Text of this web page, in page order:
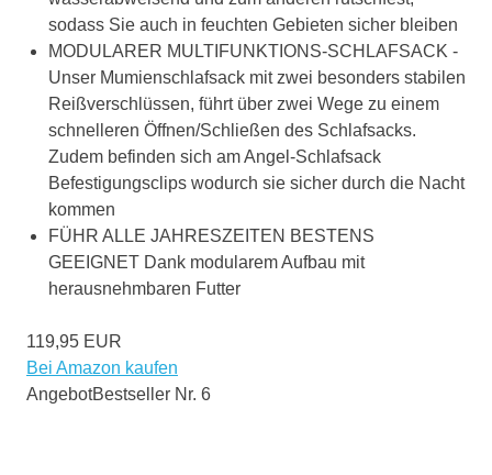
sodass Sie auch in feuchten Gebieten sicher bleiben
MODULARER MULTIFUNKTIONS-SCHLAFSACK -
Unser Mumienschlafsack mit zwei besonders stabilen
Reißverschlüssen, führt über zwei Wege zu einem
schnelleren Öffnen/Schließen des Schlafsacks.
Zudem befinden sich am Angel-Schlafsack
Befestigungsclips wodurch sie sicher durch die Nacht
kommen
FÜHR ALLE JAHRESZEITEN BESTENS
GEEIGNET Dank modularem Aufbau mit
herausnehmbaren Futter
119,95 EUR
Bei Amazon kaufen
AngebotBestseller Nr. 6